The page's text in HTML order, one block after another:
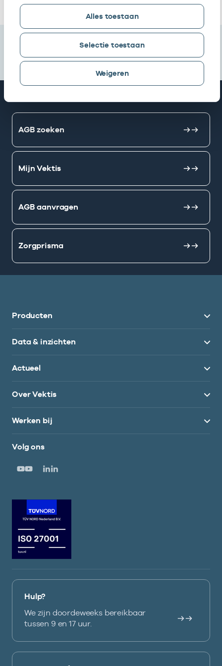
Alles toestaan
Selectie toestaan
Weigeren
Snel naar
AGB zoeken
Mijn Vektis
AGB aanvragen
Zorgprisma
Producten
Data & inzichten
Actueel
Over Vektis
Werken bij
Volg ons
Hulp?
We zijn doordeweeks bereikbaar
tussen 9 en 17 uur.